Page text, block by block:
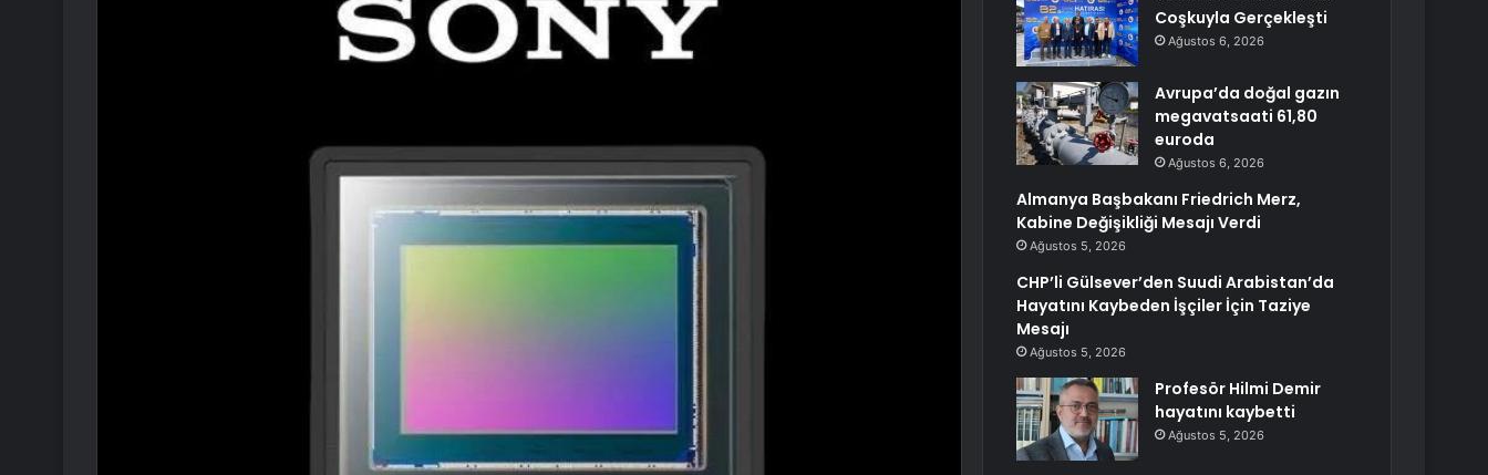
Coşkuyla Gerçekleşti
Ağustos 6, 2026
Avrupa’da doğal gazın
megavatsaati 61,80
euroda
Ağustos 6, 2026
Almanya Başbakanı Friedrich Merz,
Kabine Değişikliği Mesajı Verdi
Ağustos 5, 2026
CHP’li Gülsever’den Suudi Arabistan’da
Hayatını Kaybeden İşçiler İçin Taziye
Mesajı
Ağustos 5, 2026
Profesör Hilmi Demir
hayatını kaybetti
Ağustos 5, 2026